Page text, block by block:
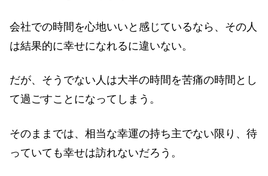
会社での時間を心地いいと感じているなら、その人
は結果的に幸せになれるに違いない。
だが、そうでない人は大半の時間を苦痛の時間とし
て過ごすことになってしまう。
そのままでは、相当な幸運の持ち主でない限り、待
っていても幸せは訪れないだろう。